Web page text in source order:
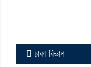
ঢাকা বিভাগ